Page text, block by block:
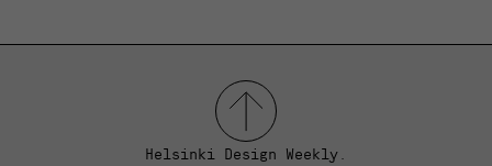
Helsinki Design Weekly.